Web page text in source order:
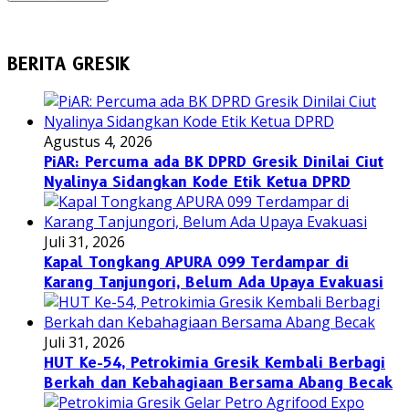
BERITA GRESIK
Agustus 4, 2026
PiAR: Percuma ada BK DPRD Gresik Dinilai Ciut
Nyalinya Sidangkan Kode Etik Ketua DPRD
Juli 31, 2026
Kapal Tongkang APURA 099 Terdampar di
Karang Tanjungori, Belum Ada Upaya Evakuasi
Juli 31, 2026
HUT Ke-54, Petrokimia Gresik Kembali Berbagi
Berkah dan Kebahagiaan Bersama Abang Becak